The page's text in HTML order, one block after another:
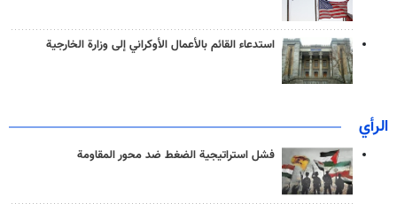
استدعاء القائم بالأعمال الأوكراني إلى وزارة الخارجية
الرأي
فشل استراتيجية الضغط ضد محور المقاومة